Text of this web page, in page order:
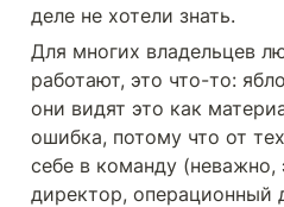
деле не хотели знать.
Для многих владельцев
работают, это что-то:
они видят это как
ошибка, потому что от
себе в команду (неважно,
директор, операционный